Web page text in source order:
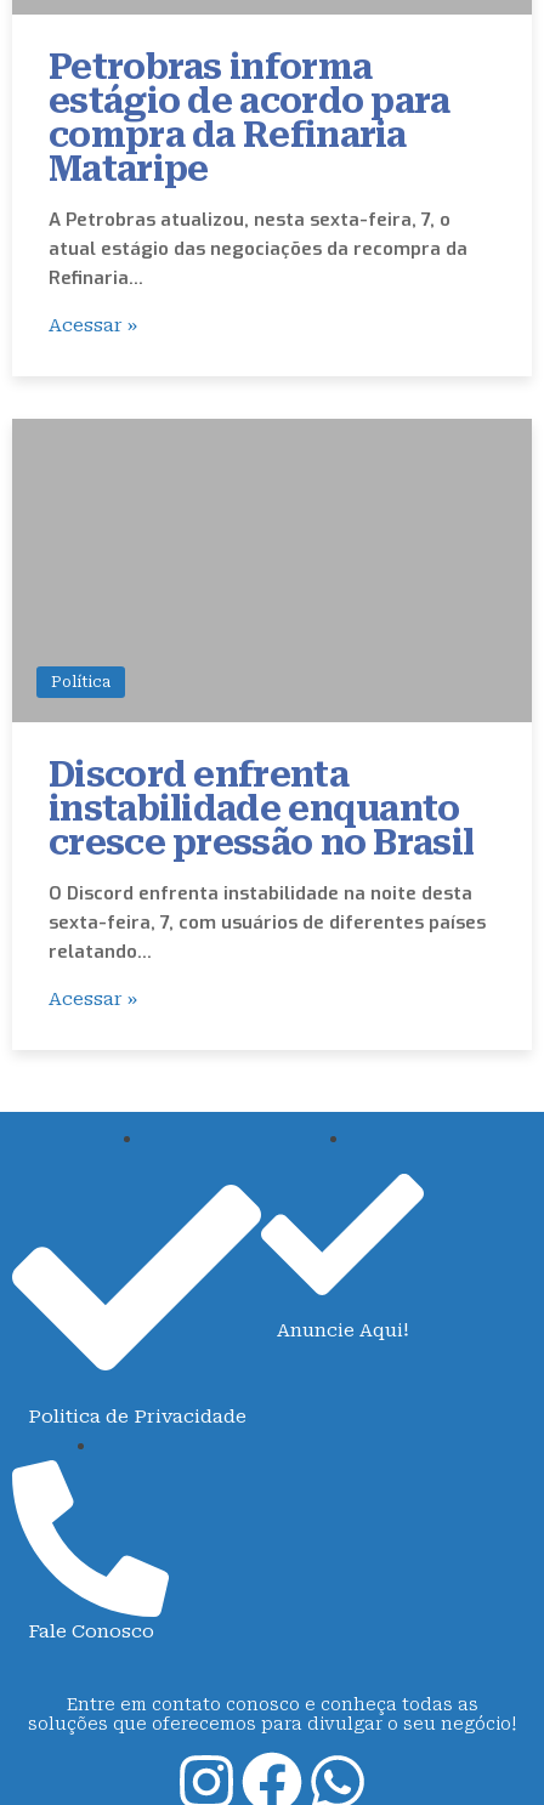
Petrobras informa
estágio de acordo para
compra da Refinaria
Mataripe
A Petrobras atualizou, nesta sexta-feira, 7, o
atual estágio das negociações da recompra da
Refinaria…
Acessar »
Política
Discord enfrenta
instabilidade enquanto
cresce pressão no Brasil
O Discord enfrenta instabilidade na noite desta
sexta-feira, 7, com usuários de diferentes países
relatando…
Acessar »
Politica de Privacidade
Anuncie Aqui!
Fale Conosco
Entre em contato conosco e conheça todas as
soluções que oferecemos para divulgar o seu negócio!